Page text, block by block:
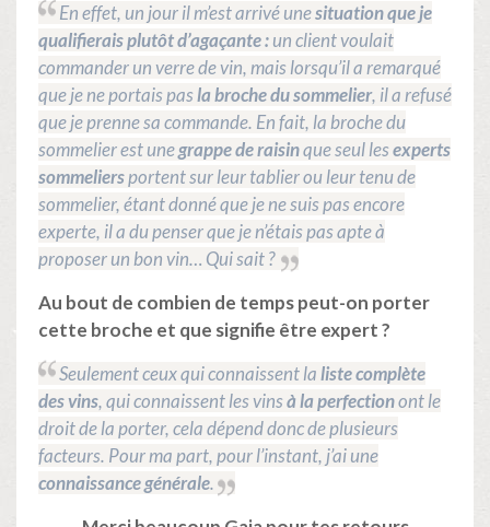
En effet, un jour il m’est arrivé unesituation que je
qualifierais plutôt d’agaçante :un client voulait
commander un verre de vin, mais lorsqu’il a remarqué
que je ne portais pasla broche du sommelier, il a refusé
que je prenne sa commande. En fait, la broche du
sommelier est unegrappe de raisinque seul lesexperts
sommeliersportent sur leur tablier ou leur tenu de
sommelier, étant donné que je ne suis pas encore
experte, il a du penser que je n’étais pas apte à
proposer un bon vin… Qui sait ?
Au bout de combien de temps peut-on porter
cette broche et que signifie être expert ?
Seulement ceux qui connaissent laliste complète
des vins, qui connaissent les vinsà la perfectionont le
droit de la porter, cela dépend donc de plusieurs
facteurs. Pour ma part, pour l’instant, j’ai une
connaissance générale.